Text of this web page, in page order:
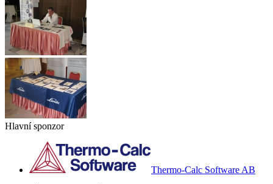
Hlavní sponzor
Thermo-Calc Software AB